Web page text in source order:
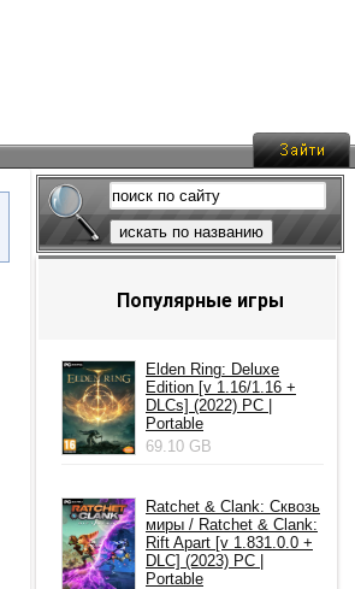
искать по названию
Популярные игры
Elden Ring: Deluxe
Edition [v 1.16/1.16 +
DLCs] (2022) PC |
Portable
69.10 GB
Ratchet & Clank: Сквозь
миры / Ratchet & Clank:
Rift Apart [v 1.831.0.0 +
DLC] (2023) PC |
Portable